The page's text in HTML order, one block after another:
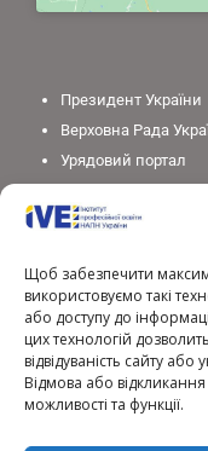
Щоб забезпечити
використовуємо такі
або доступу до
цих технологій
відвідуваність сайту
Відмова або
можливості та функції.
Президент України
Верховна Рада
Урядовий портал
Міністерство освіти